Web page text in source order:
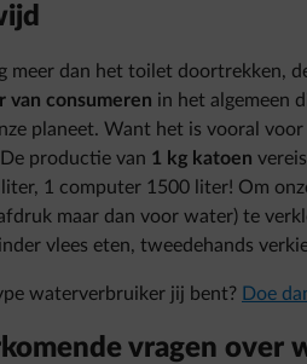
meer dan het toilet doortrekken,
van consumeren in het algemeen
planeet. Want het is vooral
productie van 1 kg katoen
1 computer 1500 liter! Om
maar dan voor water) te
vlees eten, tweedehands
waterverbruiker jij bent? Doe
vragen over